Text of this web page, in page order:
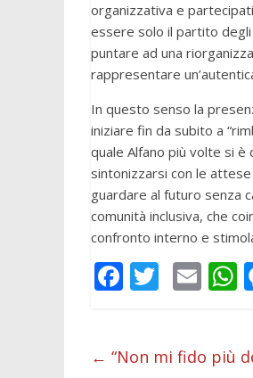
organizzativa e
essere solo il partito
puntare ad una
rappresentare
In questo senso la
iniziare fin da subito a
quale Alfano più volte si
sintonizzarsi con le
guardare al futuro senza
comunità inclusiva, che
confronto interno e
F
b
T
er
E
l s
← “Non mi fido più